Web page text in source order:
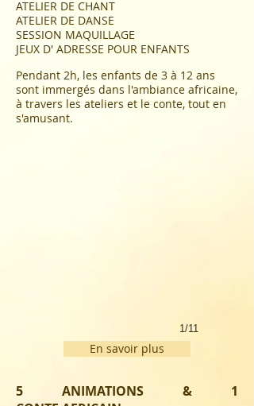
ATELIER DE CHANT
ATELIER DE DANSE
SESSION MAQUILLAGE
JEUX D' ADRESSE POUR ENFANTS ​
Pendant 2h, les enfants de 3 à 12 ans
sont immergés dans l'ambiance africaine,
à travers les ateliers et le conte, tout en
s'amusant.
1/11
En savoir plus
5 ANIMATIONS & 1